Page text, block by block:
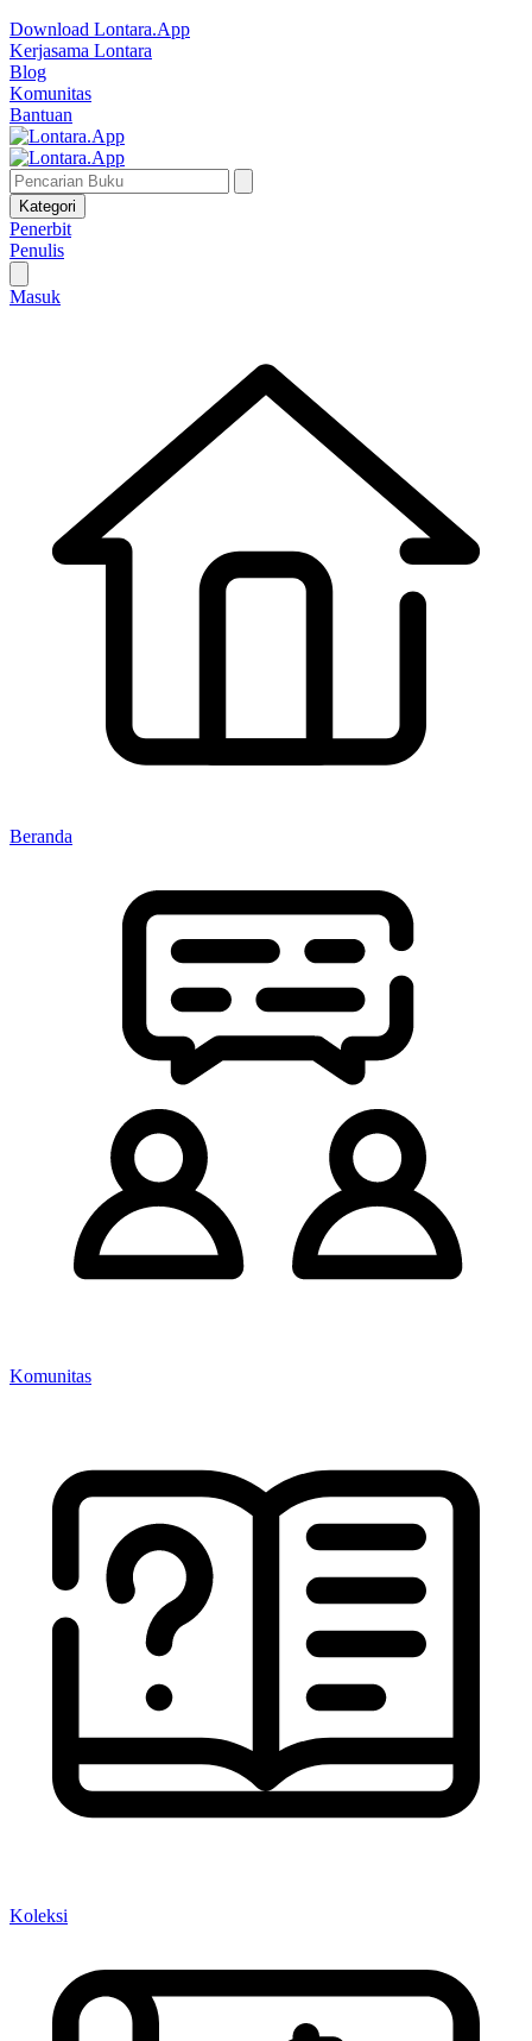
Download Lontara.App
Kerjasama Lontara
Blog
Komunitas
Bantuan
Kategori
Penerbit
Penulis
Masuk
Beranda
Komunitas
Koleksi